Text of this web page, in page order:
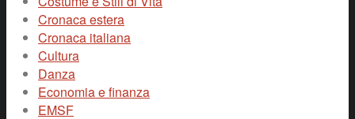
Cronaca estera
Cronaca italiana
Cultura
Danza
Economia e finanza
EMSF